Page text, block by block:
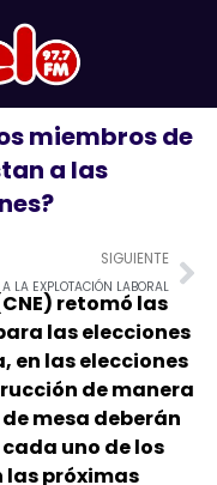
miembros de
a las
SIGUIENTE
LA EXPLOTACIÓN LABORAL
retomó las
las elecciones
en las elecciones
de manera
mesa deberán
uno de los
las próximas